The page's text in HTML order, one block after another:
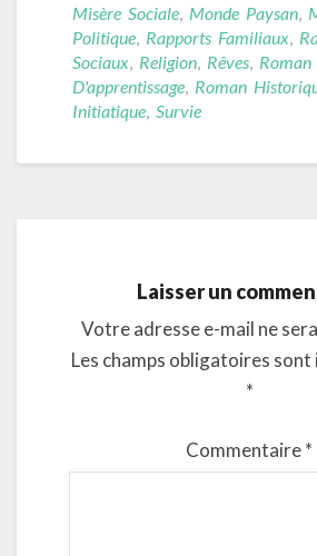
Misère Sociale Monde Paysan
Politique Rapports Familiaux
Sociaux Religion Rêves Roman
D'apprentissage Roman
Initiatique Survie
Laisser un
Votre adresse e-mail ne
Les champs obligatoires sont
*
Commentaire*